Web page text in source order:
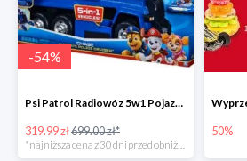
-54%
Psi Patrol Radiowóz 5w1 Pojazd ratunkowy z figurką Chase'a
319.99 zł699.00 zł* 50%